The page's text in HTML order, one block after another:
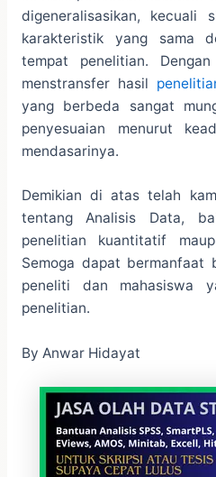
digeneralisasikan, kecuali
karakteristik yang sama
tempat penelitian.
menstransfer hasil
yang berbeda sangat
penyesuaian menurut
mendasarinya.
Demikian di atas telah
tentang Analisis Data,
penelitian kuantitatif
Semoga dapat bermanfaat
peneliti dan mahasiswa
penelitian.
By Anwar Hidayat